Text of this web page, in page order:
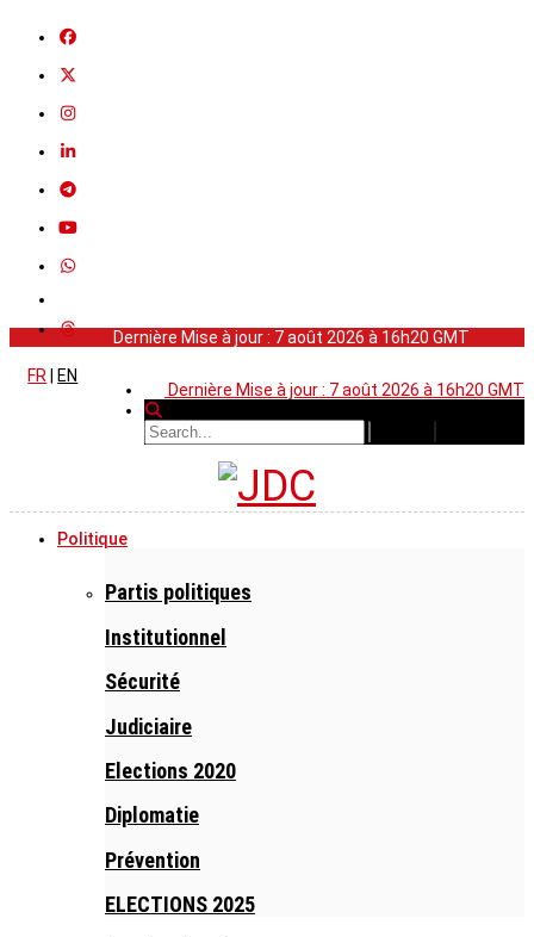
Dernière Mise à jour : 7 août 2026 à 16h20 GMT
Dernière Mise à jour : 7 août 2026 à 16h20 GMT
FR
EN
Politique
Partis politiques
Institutionnel
Sécurité
Judiciaire
Elections 2020
Diplomatie
Prévention
ELECTIONS 2025